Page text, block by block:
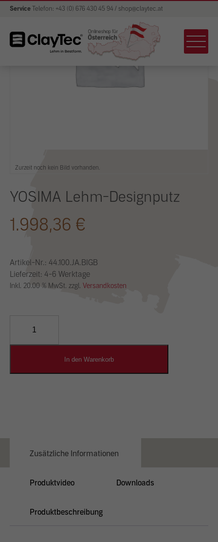
Service Telefon: +43 (0) 676 430 45 94 / shop@claytec.at
Zurzeit noch kein Bild vorhanden.
YOSIMA Lehm-Designputz
1.998,36 €
Artikel-Nr.: 44.100.JA.BIGB
Lieferzeit: 4-6 Werktage
Inkl. 20.00 % MwSt. zzgl. Versandkosten
Designputz
In den Warenkorb
Zusätzliche Informationen
Produktvideo Downloads
Produktbeschreibung